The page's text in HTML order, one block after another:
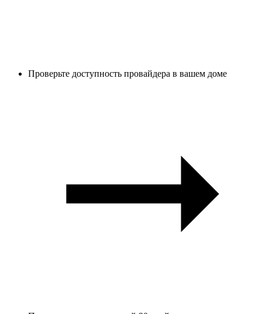
Проверьте доступность провайдера в вашем доме